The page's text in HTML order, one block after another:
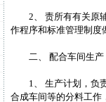
2、 责所有有关原辅
作程序和标准管理制度
二、 配合车间生产
1、 生产计划，负责
合成车间等的分料工作